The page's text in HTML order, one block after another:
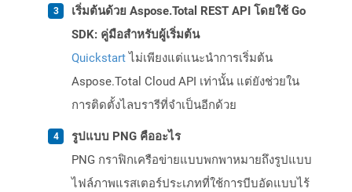
เริ่มต้นด้วย Aspose.Total REST API โดยใช้ Go
SDK: คู่มือสำหรับผู้เริ่มต้น
Quickstartไม่เพียงแต่แนะนำการเริ่มต้น
Aspose.Total Cloud API เท่านั้น แต่ยังช่วยใน
การติดตั้งไลบรารีที่จำเป็นอีกด้วย
รูปแบบ PNG คืออะไร
PNG กราฟิกเครือข่ายแบบพกพาหมายถึงรูปแบบ
ไฟล์ภาพแรสเตอร์ประเภทที่ใช้การบีบอัดแบบไร้